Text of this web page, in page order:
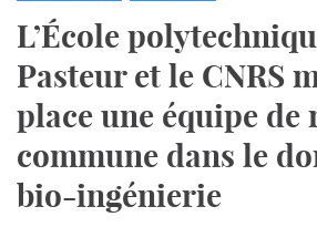
L’École
Pasteur et le CNRS
place une équipe de
commune dans le
bio-ingénierie